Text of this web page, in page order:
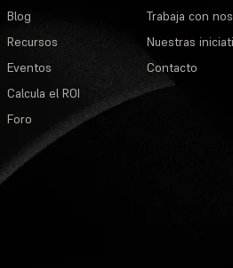
Blog
Recursos
Eventos
Calcula el ROI
Foro
Trabaja con
Nuestras
Contacto